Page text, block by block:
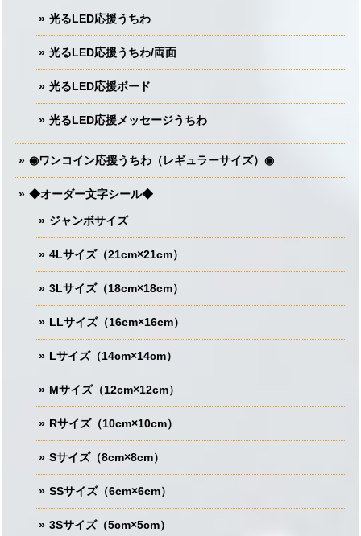
光るLED応援うちわ
光るLED応援うちわ/両面
光るLED応援ボード
光るLED応援メッセージうちわ
◉ワンコイン応援うちわ（レギュラーサイズ）◉
◆オーダー文字シール◆
ジャンボサイズ
4Lサイズ（21cm×21cm）
3Lサイズ（18cm×18cm）
LLサイズ（16cm×16cm）
Lサイズ（14cm×14cm）
Mサイズ（12cm×12cm）
Rサイズ（10cm×10cm）
Sサイズ（8cm×8cm）
SSサイズ（6cm×6cm）
3Sサイズ（5cm×5cm）